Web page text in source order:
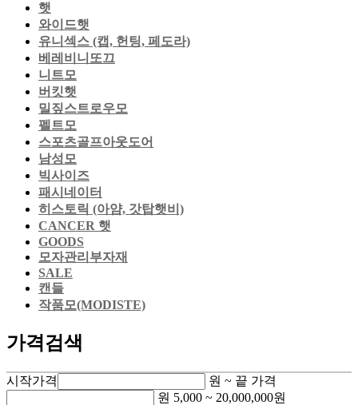
햇
와이드햇
유니섹스 (캡, 헌팅, 페도라)
베레비니또끄
니트모
버킷햇
밀짚스트로우모
펠트모
스포츠골프아웃도어
남성모
빅사이즈
패시네이터
히스토릭 (아얌, 갓탑햇비)
CANCER 햇
GOODS
모자관리부자재
SALE
캔들
작품모(MODISTE)
가격검색
시작가격 원 ~ 끝 가격
원 5,000 ~ 20,000,000원